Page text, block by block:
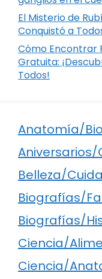
El Misterio de
Conquistó a
Cómo Encontrar
Gratuita:
Todos!
Anatomía/
Belleza/
Biografías/
Biografías/
Ciencia/
Ciencia/